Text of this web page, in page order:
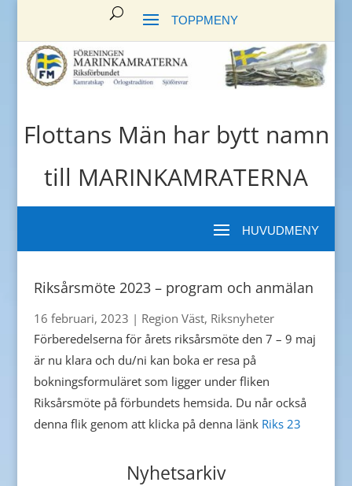
Flottans Män har bytt namn
till MARINKAMRATERNA
Riksårsmöte 2023 – program och anmälan
16 februari, 2023 | Region Väst, Riksnyheter
Förberedelserna för årets riksårsmöte den 7 – 9 maj
är nu klara och du/ni kan boka er resa på
bokningsformuläret som ligger under fliken
Riksårsmöte på förbundets hemsida. Du når också
denna flik genom att klicka på denna länk Riks 23
Nyhetsarkiv